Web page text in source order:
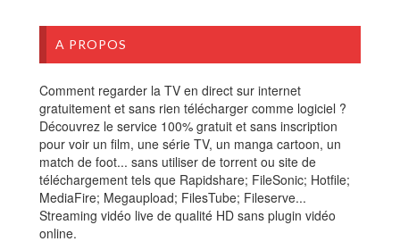
A PROPOS
Comment regarder la TV en direct sur internet
gratuitement et sans rien télécharger comme logiciel ?
Découvrez le service 100% gratuit et sans inscription
pour voir un film, une série TV, un manga cartoon, un
match de foot... sans utiliser de torrent ou site de
téléchargement tels que Rapidshare; FileSonic; Hotfile;
MediaFire; Megaupload; FilesTube; Fileserve...
Streaming vidéo live de qualité HD sans plugin vidéo
online.